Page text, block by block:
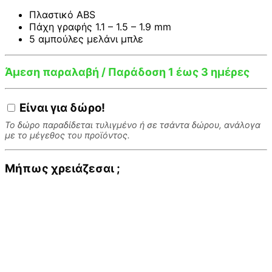
Πλαστικό ABS
Πάχη γραφής 1.1 – 1.5 – 1.9 mm
5 αμπούλες μελάνι μπλε
Άμεση παραλαβή / Παράδοση 1 έως 3 ημέρες
Είναι για δώρο!
Το δώρο παραδίδεται τυλιγμένο ή σε τσάντα δώρου, ανάλογα
με το μέγεθος του προϊόντος.
Μήπως χρειάζεσαι ;